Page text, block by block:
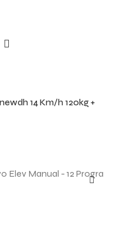
14 Km/h 120kg +